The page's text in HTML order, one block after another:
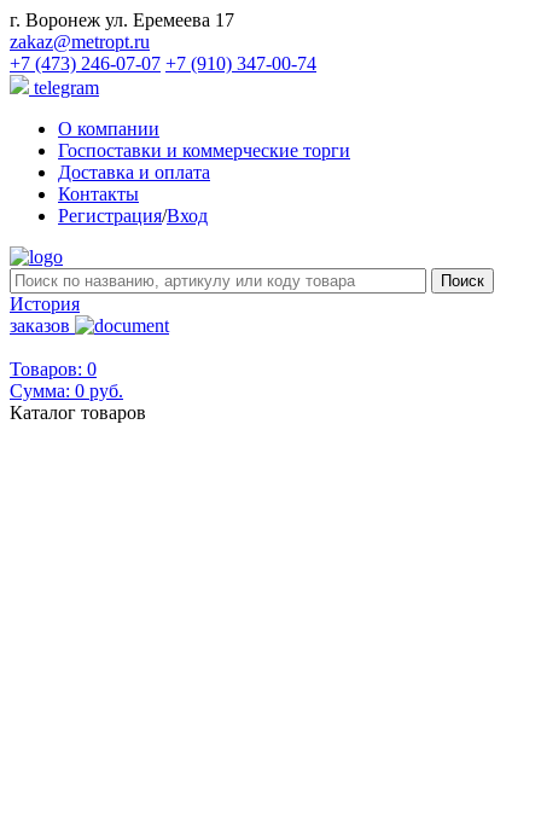
г. Воронеж ул. Еремеева 17
zakaz@metropt.ru
+7 (473) 246-07-07 +7 (910) 347-00-74
telegram
О компании
Госпоставки и коммерческие торги
Доставка и оплата
Контакты
Регистрация/Вход
История
заказов
Товаров: 0
Сумма: 0 руб.
Каталог товаров